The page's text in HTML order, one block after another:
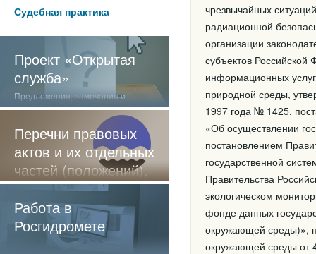
Судебная практика
Проект «Открытая
служба»
Предложения, замечания и
отзывы о нашей работе
Перечни правовых
актов и их отдельных
частей (положений),
содержащие
обязательные
требования
Работа в
Росгидромете
чрезвычайных
радиационной
организации
субъектов
информационных
природной среды,
1997 года № 1425,
«Об осуществлении
постановлением
государственной
Правительства
экологическом
фонде данных
окружающей среды)»,
окружающей среды от